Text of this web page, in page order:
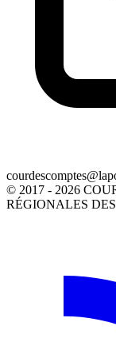
© 2017 - 2026
RÉGIONALES